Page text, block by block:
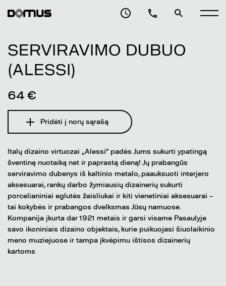
SERVIRAVIMO DUBUO
(ALESSI)
64 €
Pridėti į norų sąrašą
Italų dizaino virtuozai „Alessi“ padės Jums sukurti ypatingą
šventinę nuotaiką net ir paprastą dieną! Jų prabangūs
serviravimo dubenys iš kaltinio metalo, paauksuoti interjero
aksesuarai, rankų darbo žymiausių dizainerių sukurti
porcelianiniai eglutės žaisliukai ir kiti vienetiniai aksesuarai –
tai kokybės ir prabangos dvelksmas Jūsų namuose.
Kompanija įkurta dar 1921 metais ir garsi visame Pasaulyje
savo ikoniniais dizaino objektais, kurie puikuojasi šiuolaikinio
meno muziejuose ir tampa įkvėpimu ištisos dizainerių
kartoms